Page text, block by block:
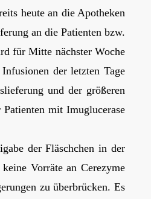
heute an die Apotheken
an die Patienten bzw.
für Mitte nächster Woche
der letzten Tage
und der größeren
mit Imuglucerase
der Fläschchen in der
Vorräte an Cerezyme
zu überbrücken. Es